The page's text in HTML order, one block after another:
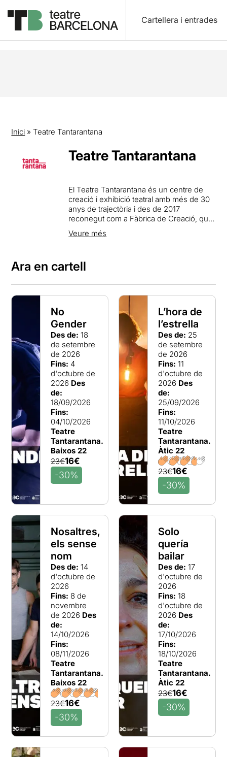
Cartellera i entrades
Inici »Teatre Tantarantana
Teatre Tantarantana
El Teatre Tantarantana és un centre de
creació i exhibició teatral amb més de 30
anys de trajectòria i des de 2017
reconegut com a Fàbrica de Creació, que
es caracteritza pel seu programa de
suport artístic a les companyies i per
compromès. I això es pot veure tant en
els espectacles i companyies que
conformen la seva programació com en
els projectes de suport a la creació,
comunitat, formació i internacionalització
que desenvolupa i impulsa. El
Tantarantana concep el teatre com a
motor de canvi, de transformació i de
cohesió on es puguin desenvolupar nous
projectes escènics en un clima de
complicitat i de confiança per a un públic
actiu en permanent evolució.
Veure més
Ara en cartell
No
Gender
Des de: 18
de setembre
de 2026
Fins: 4
d'octubre de
2026 Des
de:
18/09/2026
Fins:
04/10/2026
Teatre
Tantarantana.
Baixos 22
23€16€
-30%
L’hora de
l’estrella
Des de: 25
de setembre
de 2026
Fins: 11
d'octubre de
2026 Des
de:
25/09/2026
Fins:
11/10/2026
Teatre
Tantarantana.
Àtic 22
23€16€
-30%
Nosaltres,
els sense
nom
Des de: 14
d'octubre de
2026
Fins: 8 de
novembre
de 2026 Des
de:
14/10/2026
Fins:
08/11/2026
Teatre
Tantarantana.
Baixos 22
23€16€
-30%
Solo
quería
bailar
Des de: 17
d'octubre de
2026
Fins: 18
d'octubre de
2026 Des
de:
17/10/2026
Fins:
18/10/2026
Teatre
Tantarantana.
Àtic 22
23€16€
-30%